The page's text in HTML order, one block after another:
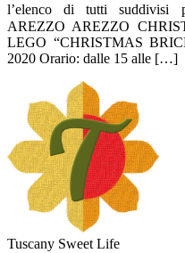
l’elenco di tutti
AREZZO AREZZO
LEGO “CHRISTMAS
2020 Orario: dalle 15 alle […]
Tuscany Sweet Life